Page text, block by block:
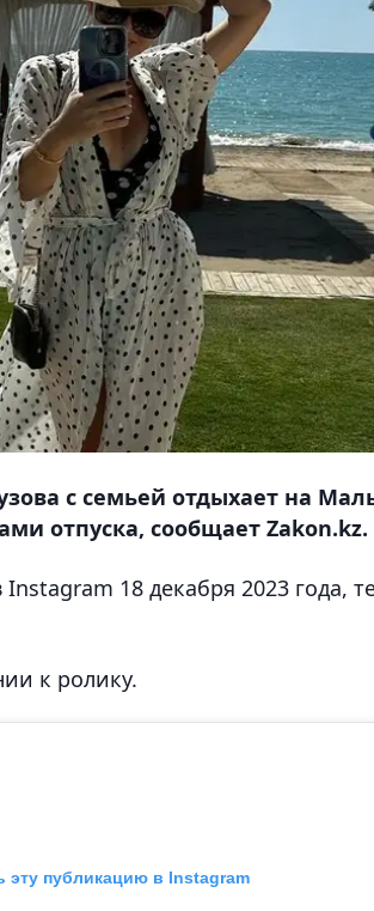
с семьей отдыхает на
отпуска, сообщает Zakon.kz.
18 декабря 2023 года,
к ролику.
эту публикацию в Instagram